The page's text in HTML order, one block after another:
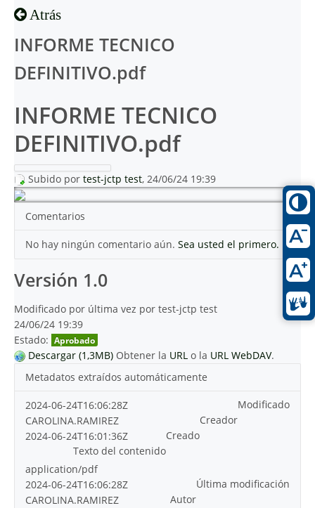
Atrás
INFORME TECNICO
DEFINITIVO.pdf
INFORME TECNICO
DEFINITIVO.pdf
Subido por test-jctp test, 24/06/24 19:39
Comentarios
No hay ningún comentario aún. Sea usted el primero.
Versión 1.0
Modificado por última vez por test-jctp test
24/06/24 19:39
Estado: Aprobado
Descargar (1,3MB) Obtener la URL o la URL WebDAV.
Metadatos extraídos automáticamente
Modificado
2024-06-24T16:06:28Z
Creador
CAROLINA.RAMIREZ
Creado
2024-06-24T16:01:36Z
Texto del contenido
application/pdf
Última modificación
2024-06-24T16:06:28Z
Autor
CAROLINA.RAMIREZ